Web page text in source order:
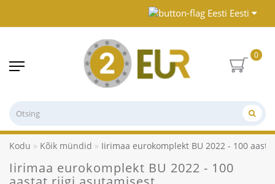
Eesti
0
Kodu Kõik mündid Iirimaa eurokomplekt BU 2022 - 100
Iirimaa eurokomplekt BU 2022 - 100